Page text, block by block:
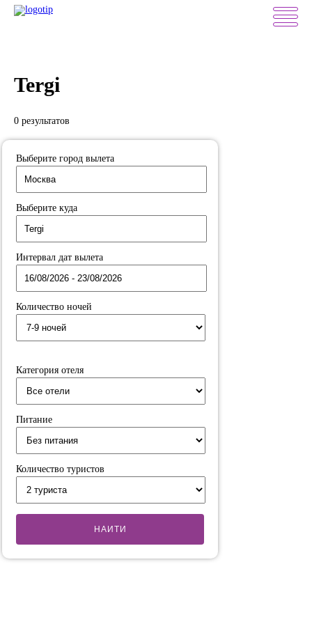
Tergi
0 результатов
Выберите город вылета
Выберите куда
Интервал дат вылета
Количество ночей
Категория отеля
Питание
Количество туристов
НАИТИ